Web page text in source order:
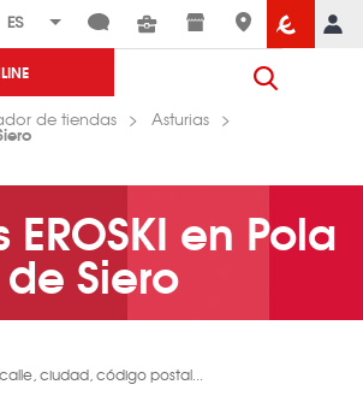
de tiendas Asturias
en Pola
de Siero
ciudad, código postal...